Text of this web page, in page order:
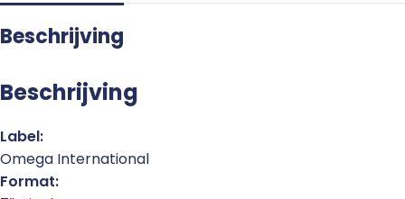
Beschrijving
Beschrijving
Label:
Omega International
Format: